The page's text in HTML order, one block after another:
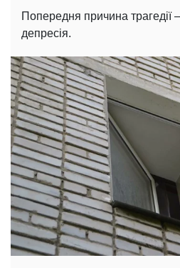
Попередня причина трагедії
депресія.